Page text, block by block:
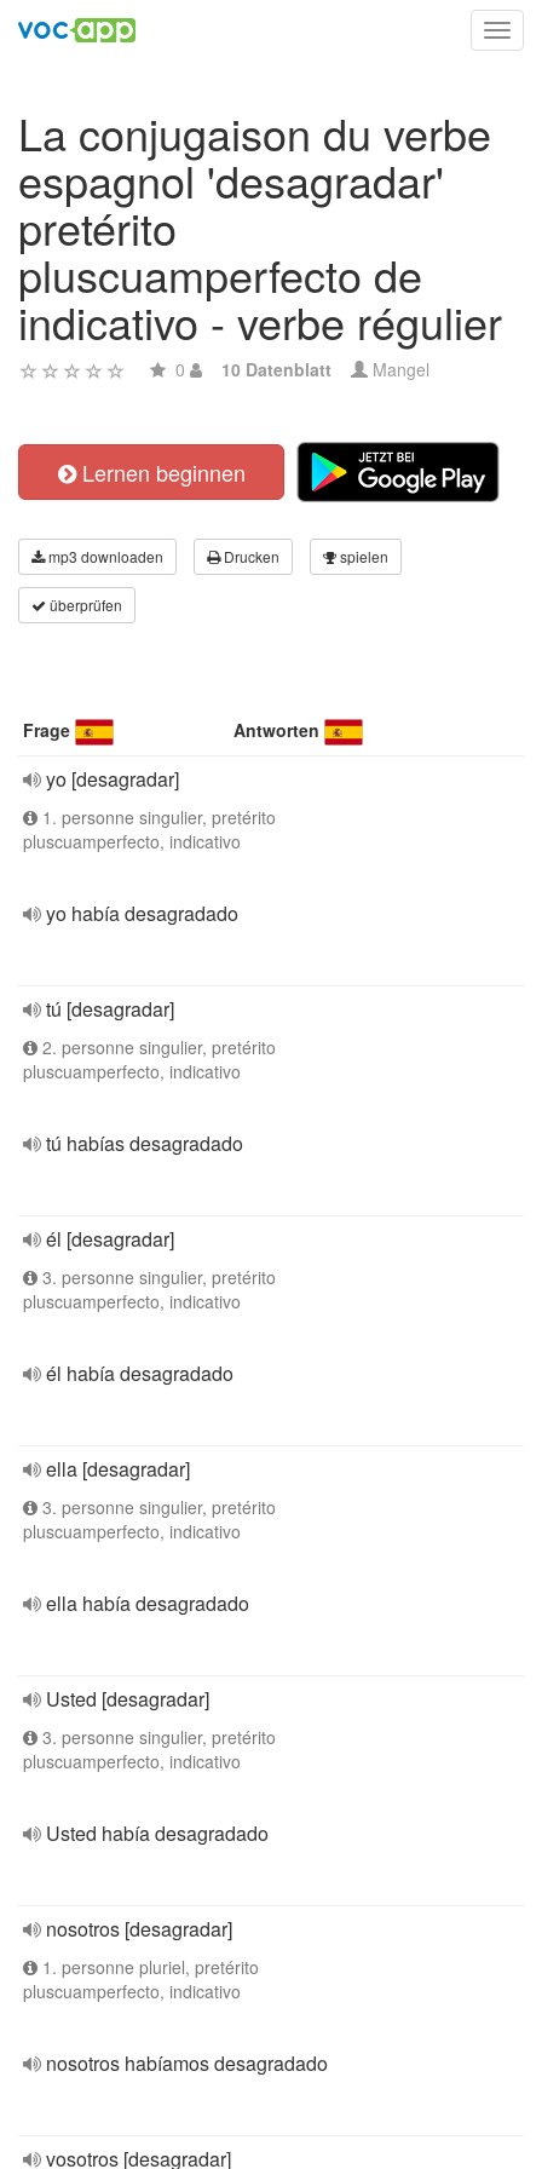
La conjugaison du verbe
espagnol 'desagradar'
pretérito
pluscuamperfecto de
indicativo - verbe régulier
0 10 Datenblatt Mangel
Lernen beginnen
mp3 downloaden Drucken spielen
überprüfen
Frage Antworten
yo [desagradar]
1. personne singulier, pretérito
pluscuamperfecto, indicativo
yo había desagradado
tú [desagradar]
2. personne singulier, pretérito
pluscuamperfecto, indicativo
tú habías desagradado
él [desagradar]
3. personne singulier, pretérito
pluscuamperfecto, indicativo
él había desagradado
ella [desagradar]
3. personne singulier, pretérito
pluscuamperfecto, indicativo
ella había desagradado
Usted [desagradar]
3. personne singulier, pretérito
pluscuamperfecto, indicativo
Usted había desagradado
nosotros [desagradar]
1. personne pluriel, pretérito
pluscuamperfecto, indicativo
nosotros habíamos desagradado
vosotros [desagradar]